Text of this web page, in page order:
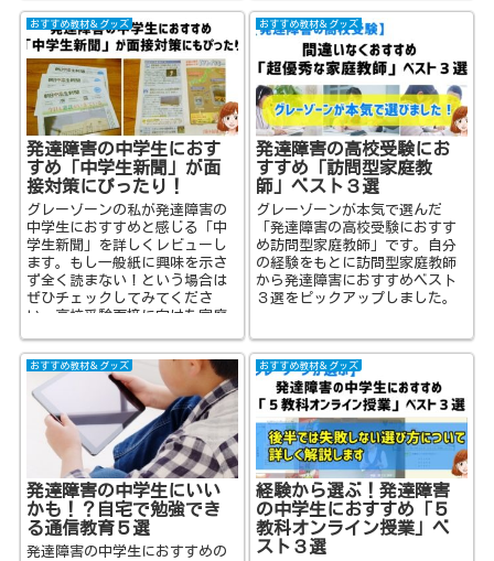
おすすめ教材＆グッズ
発達障害の中学生におす
すめ「中学生新聞」が面
接対策にぴったり！
グレーゾーンの私が発達障害の
中学生におすすめと感じる「中
学生新聞」を詳しくレビューし
ます。もし一般紙に興味を示さ
ず全く読まない！という場合は
ぜひチェックしてみてくださ
い。高校受験面接に向けた家庭
でよかった」と思えるはずで
す。
おすすめ教材＆グッズ
発達障害の高校受験にお
すすめ「訪問型家庭教
師」ベスト３選
グレーゾーンが本気で選んだ
「発達障害の高校受験におすす
め訪問型家庭教師」です。自分
の経験をもとに訪問型家庭教師
から発達障害におすすめベスト
３選をピックアップしました。
おすすめ教材＆グッズ
発達障害の中学生にいい
かも！？自宅で勉強でき
る通信教育５選
発達障害の中学生におすすめの
おすすめ教材＆グッズ
経験から選ぶ！発達障害
の中学生におすすめ「５
教科オンライン授業」ベ
スト３選